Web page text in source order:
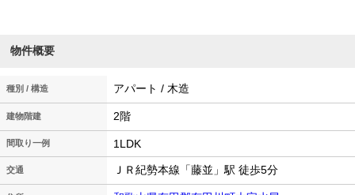
物件概要
種別 / 構造 アパート / 木造
建物階建 2階
間取り一例 1LDK
交通 ＪＲ紀勢本線「藤並」駅 徒歩5分